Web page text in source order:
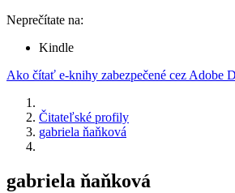
Neprečítate na:
Kindle
Ako čítať e-knihy zabezpečené cez Adobe
Čitateľské profily
gabriela ňaňková
gabriela ňaňková